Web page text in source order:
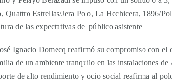
Estrellas/Jera Polo, La Hechicera, 1896/
de las expectativas del público asistente.
Ignacio Domecq reafirmó su compromiso con el
de un ambiente tranquilo en las instalaciones
de alto rendimiento y ocio social reafirma al